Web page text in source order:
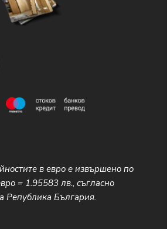
в евро е извършено по
= 1.95583 лв., съгласно
Република България.